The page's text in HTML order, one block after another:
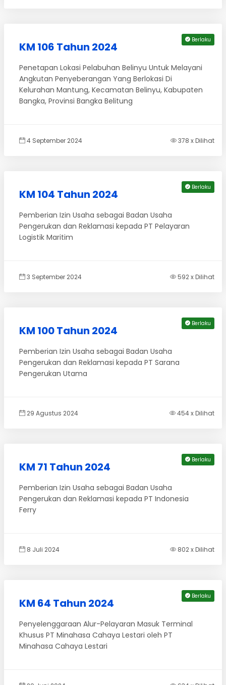
Berlaku
KM 106 Tahun 2024
Penetapan Lokasi Pelabuhan Belinyu Untuk Melayani
Angkutan Penyeberangan Yang Berlokasi Di
Kelurahan Mantung, Kecamatan Belinyu, Kabupaten
Bangka, Provinsi Bangka Belitung
4 September 2024 378 x Dilihat
Berlaku
KM 104 Tahun 2024
Pemberian Izin Usaha sebagai Badan Usaha
Pengerukan dan Reklamasi kepada PT Pelayaran
Logistik Maritim
3 September 2024 592 x Dilihat
Berlaku
KM 100 Tahun 2024
Pemberian Izin Usaha sebagai Badan Usaha
Pengerukan dan Reklamasi kepada PT Sarana
Pengerukan Utama
29 Agustus 2024 454 x Dilihat
Berlaku
KM 71 Tahun 2024
Pemberian Izin Usaha sebagai Badan Usaha
Pengerukan dan Reklamasi kepada PT Indonesia
Ferry
8 Juli 2024 802 x Dilihat
Berlaku
KM 64 Tahun 2024
Penyelenggaraan Alur-Pelayaran Masuk Terminal
Khusus PT Minahasa Cahaya Lestari oleh PT
Minahasa Cahaya Lestari